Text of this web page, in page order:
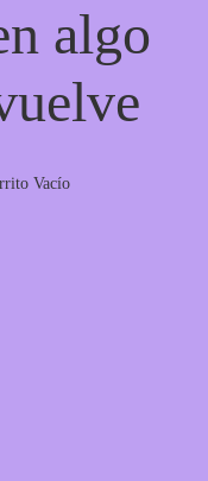
algo